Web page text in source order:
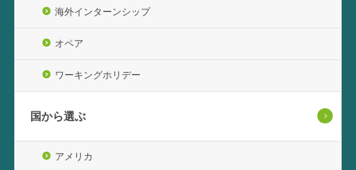
海外インターンシップ
オペア
ワーキングホリデー
国から選ぶ
アメリカ